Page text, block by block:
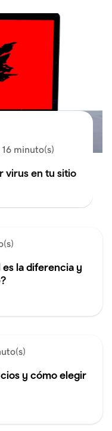
minuto(s)
virus en tu sitio
la diferencia y
y cómo elegir